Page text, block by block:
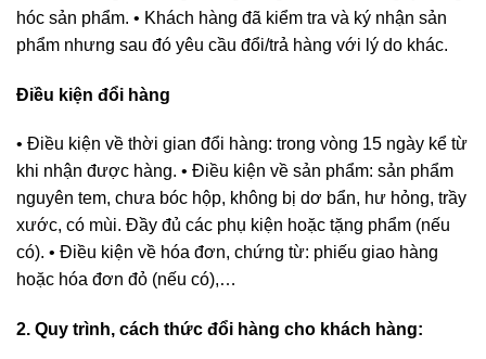
hóc sản phẩm. • Khách hàng đã kiểm tra và ký nhận sản
phẩm nhưng sau đó yêu cầu đổi/trả hàng với lý do khác.
Điều kiện đổi hàng
• Điều kiện về thời gian đổi hàng: trong vòng 15 ngày kể từ
khi nhận được hàng. • Điều kiện về sản phẩm: sản phẩm
nguyên tem, chưa bóc hộp, không bị dơ bẩn, hư hỏng, trầy
xước, có mùi. Đầy đủ các phụ kiện hoặc tặng phẩm (nếu
có). • Điều kiện về hóa đơn, chứng từ: phiếu giao hàng
hoặc hóa đơn đỏ (nếu có),…
2. Quy trình, cách thức đổi hàng cho khách hàng: